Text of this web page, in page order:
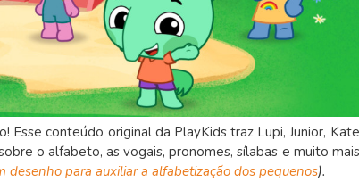
Esse conteúdo original da PlayKids traz Lupi, Junior,
o alfabeto, as vogais, pronomes, sílabas e muito
desenho para auxiliar a alfabetização dos pequenos).